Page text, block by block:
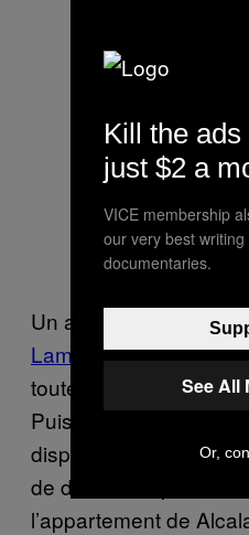
Un an plus tard, en
Lamb
, 32 ans, puisJill
toutes les deux
Puis, le 20 juin 1979,
disparu alors qu’elle
de danse. La police a
l’appartement de
Kill the ads
just $2 a
VICE membership
our very best
documentaries.
See All
Or,